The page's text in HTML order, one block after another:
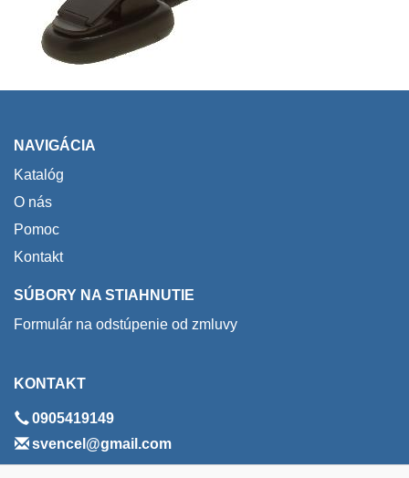
NAVIGÁCIA
Katalóg
O nás
Pomoc
Kontakt
SÚBORY NA STIAHNUTIE
Formulár na odstúpenie od zmluvy
KONTAKT
0905419149
svencel@gmail.com